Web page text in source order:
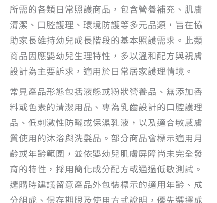
所需的各類日常照護商品，包含營養補充、肌膚
清潔、口腔護理、環境防護等多元品類，旨在協
助家長維持幼兒成長階段的基本照護需求。此類
商品因應嬰幼兒生理特性，多以溫和配方與親膚
設計為主要訴求，適用於日常居家護理情境。
常見產品形態包括液態或粉狀營養品、無添加香
料或色素的清潔用品、專為乳齒設計的口腔護理
品、低刺激性防曬或保濕乳液，以及適合敏感膚
質使用的沐浴與洗髮品。部分商品會標示適用月
齡或年齡範圍，並依嬰幼兒肌膚屏障尚未完全發
育的特性，採用簡化成分配方或通過低敏測試。
選購時建議留意產品外包裝標示的適用年齡、成
分組成、保存期限及使用方式說明，優先選擇成